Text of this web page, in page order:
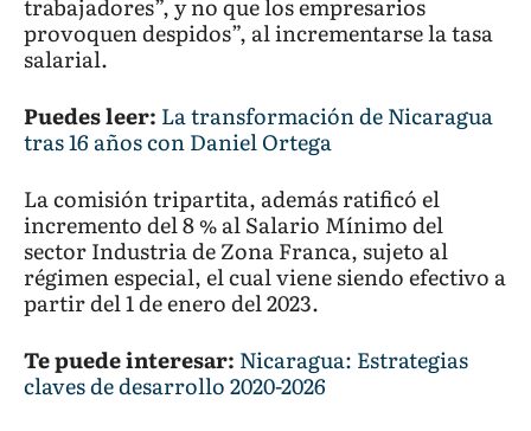
trabajadores”, y no que los empresarios
provoquen despidos”, al incrementarse la tasa
salarial.
Puedes leer: La transformación de Nicaragua
tras 16 años con Daniel Ortega
La comisión tripartita, además ratificó el
incremento del 8 % al Salario Mínimo del
sector Industria de Zona Franca, sujeto al
régimen especial, el cual viene siendo efectivo a
partir del 1 de enero del 2023.
Te puede interesar: Nicaragua: Estrategias
claves de desarrollo 2020-2026